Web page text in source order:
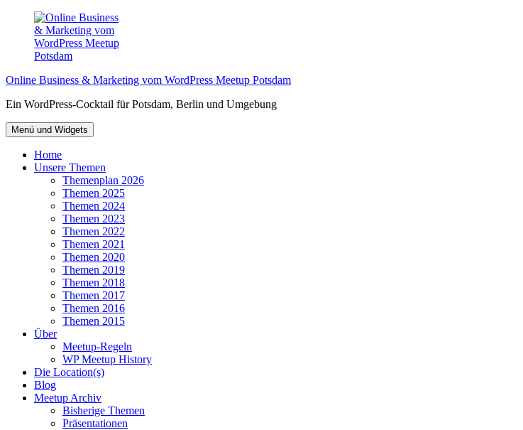
springen
Online Business & Marketing vom WordPress Meetup Potsdam
Ein WordPress-Cocktail für Potsdam, Berlin und Umgebung
Menü und Widgets
Home
Unsere Themen
Themenplan 2026
Themen 2025
Themen 2024
Themen 2023
Themen 2022
Themen 2021
Themen 2020
Themen 2019
Themen 2018
Themen 2017
Themen 2016
Themen 2015
Über
Meetup-Regeln
WP Meetup History
Die Location(s)
Blog
Meetup Archiv
Bisherige Themen
Präsentationen